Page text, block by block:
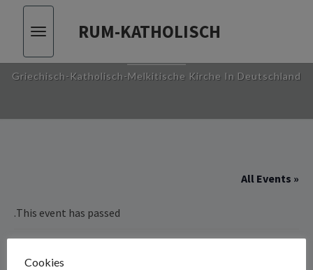
RUM-KATHOLISCH
Toggle
RUM-KATHOLISCH
Griechisch-Katholisch-Melkitische Kirche In Deutschland
« All Events
This event has passed.
Cookies